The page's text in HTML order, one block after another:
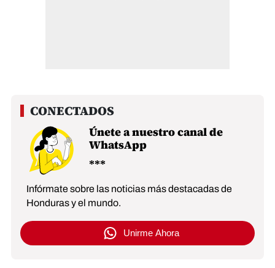
Únete a nuestro canal de
WhatsApp
Infórmate sobre las noticias más destacadas de
Honduras y el mundo.
Unirme Ahora